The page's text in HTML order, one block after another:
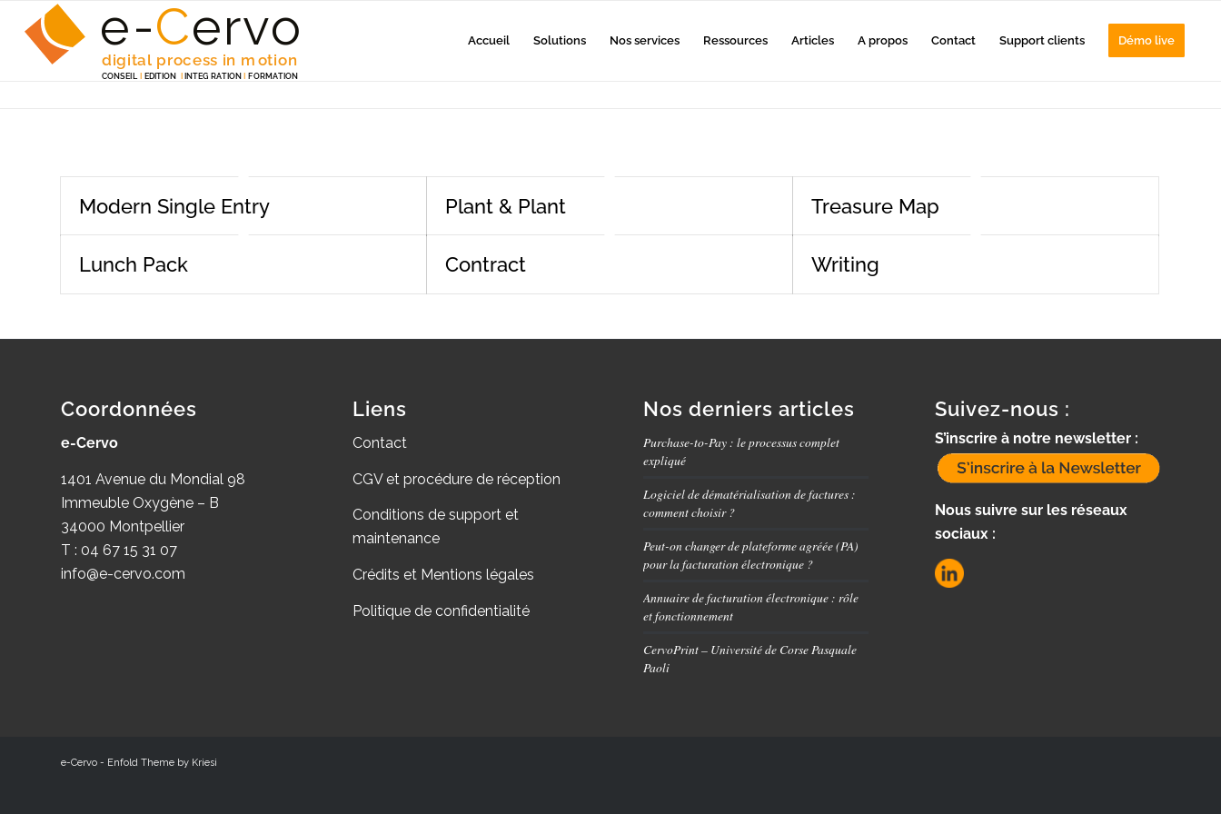
e-Cervo
digital process in motion
CONSEIL I EDITION I INTEG RATION I FORMATION
Accueil Solutions Nos services Ressources Articles A propos Contact Support clients Démo live
Modern Single Entry Plant & Plant Treasure Map
Lunch Pack Contract Writing
Coordonnées
e-Cervo
1401 Avenue du Mondial 98
Immeuble Oxygène – B
34000 Montpellier
T : 04 67 15 31 07
info@e-cervo.com
Liens
Contact
CGV et procédure de réception
Conditions de support et
maintenance
Crédits et Mentions légales
Politique de confidentialité
Nos derniers articles
Purchase-to-Pay : le processus complet
expliqué
Logiciel de dématérialisation de factures :
comment choisir ?
Peut-on changer de plateforme agréée (PA)
pour la facturation électronique ?
Annuaire de facturation électronique : rôle
et fonctionnement
CervoPrint – Université de Corse Pasquale
Paoli
Suivez-nous :
S’inscrire à notre newsletter :
Nous suivre sur les réseaux
sociaux :
e-Cervo - Enfold Theme by Kriesi